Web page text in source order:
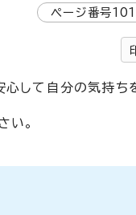
ページ番号
して自分の気持ち
い。